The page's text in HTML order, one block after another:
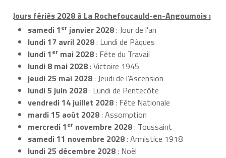
Jours fériés 2028 à La Rochefoucauld-en-Angoumois :
samedi 1er janvier 2028: Jour de l'an
lundi 17 avril 2028: Lundi de Pâques
lundi 1er mai 2028: Fête du Travail
lundi 8 mai 2028: Victoire 1945
jeudi 25 mai 2028: Jeudi de l'Ascension
lundi 5 juin 2028: Lundi de Pentecôte
vendredi 14 juillet 2028: Fête Nationale
mardi 15 août 2028: Assomption
mercredi 1er novembre 2028: Toussaint
samedi 11 novembre 2028: Armistice 1918
lundi 25 décembre 2028: Noël